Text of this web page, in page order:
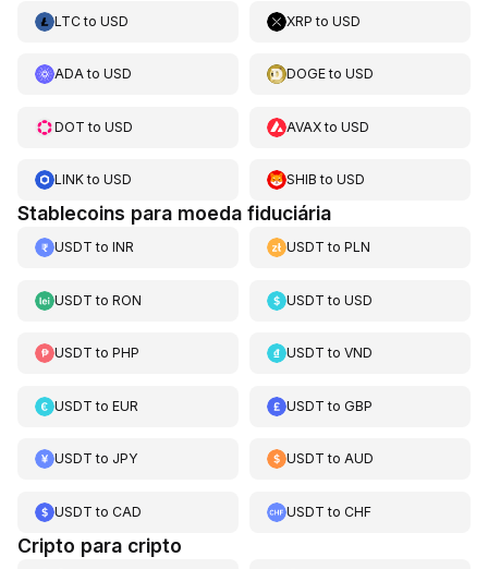
LTCto USD XRP toUSD
ADAto USD DOGEtoUSD
DOT to USD AVAXtoUSD
LINKto USD SHIB toUSD
Stablecoins para moeda fiduciária
USDT to INR USDT toPLN
USDT to RON USDT toUSD
USDT to PHP USDT toVND
USDT to EUR USDT toGBP
USDT to JPY USDT toAUD
USDT to CAD USDT toCHF
Cripto para cripto